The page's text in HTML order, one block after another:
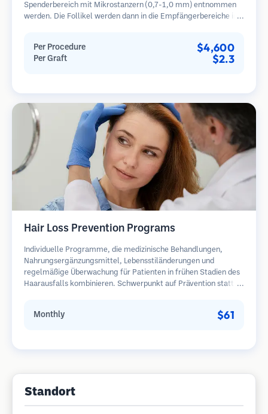
Spenderbereich mit Mikrostanzern (0,7-1,0 mm) entnommen
werden. Die Follikel werden dann in die Empfängerbereiche in
im Vergleich zu Streifenentnahmemethoden.
Per Procedure $4,600
Per Graft $2.3
Hair Loss Prevention Programs
Individuelle Programme, die medizinische Behandlungen,
Nahrungsergänzungsmittel, Lebensstiländerungen und
regelmäßige Überwachung für Patienten in frühen Stadien des
Haarausfalls kombinieren. Schwerpunkt auf Prävention statt
Monthly $61
Standort